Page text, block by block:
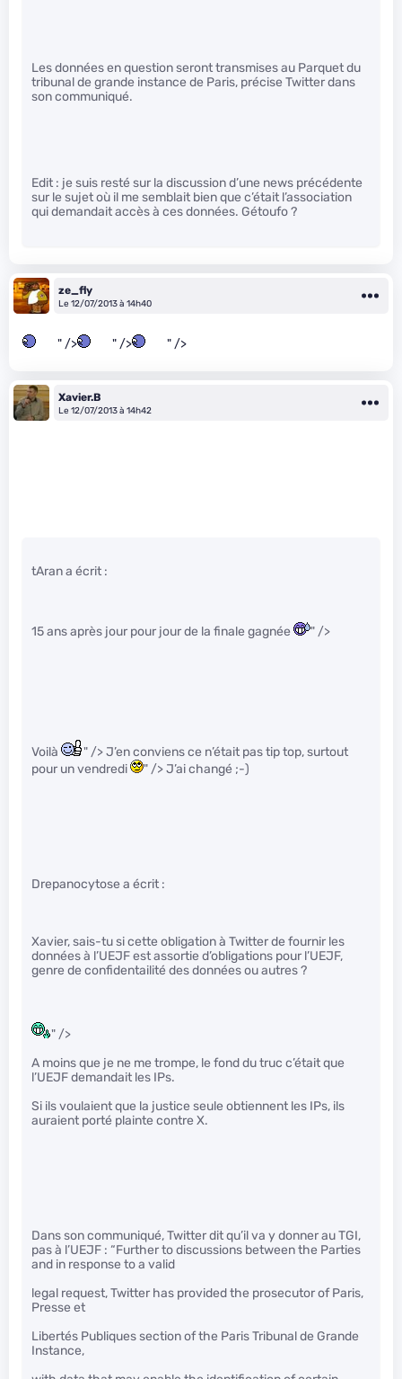
Les données en question seront transmises au Parquet du
tribunal de grande instance de Paris, précise Twitter dans
son communiqué.
Edit : je suis resté sur la discussion d’une news précédente
sur le sujet où il me semblait bien que c’était l’association
qui demandait accès à ces données. Gétoufo ?
ze_fly
Le 12/07/2013 à 14h40
" /> " /> " />
Xavier.B
Le 12/07/2013 à 14h42
tAran a écrit :
15 ans après jour pour jour de la finale gagnée " />
Voilà
" /> J’en conviens ce n’était pas tip top, surtout
pour un vendredi
" /> J’ai changé ;-)
Drepanocytose a écrit :
Xavier, sais-tu si cette obligation à Twitter de fournir les
données à l’UEJF est assortie d’obligations pour l’UEJF,
genre de confidentailité des données ou autres ?
" />
A moins que je ne me trompe, le fond du truc c’était que
l’UEJF demandait les IPs.
Si ils voulaient que la justice seule obtiennent les IPs, ils
auraient porté plainte contre X.
Dans son communiqué, Twitter dit qu’il va y donner au TGI,
pas à l’UEJF : “Further to discussions between the Parties
and in response to a valid
legal request, Twitter has provided the prosecutor of Paris,
Presse et
Libertés Publiques section of the Paris Tribunal de Grande
Instance,